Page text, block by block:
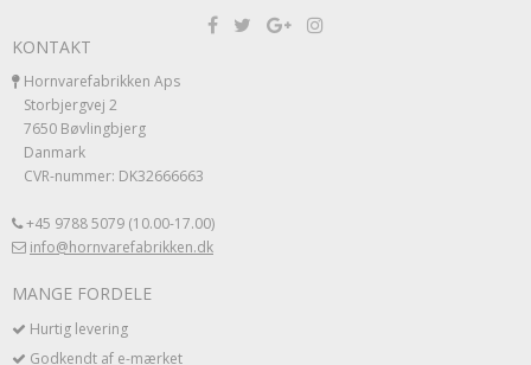
KONTAKT
Hornvarefabrikken Aps
Storbjergvej 2
7650 Bøvlingbjerg
Danmark
CVR-nummer: DK32666663
+45 9788 5079 (10.00-17.00)
info@hornvarefabrikken.dk
MANGE FORDELE
Hurtig levering
Godkendt af e-mærket